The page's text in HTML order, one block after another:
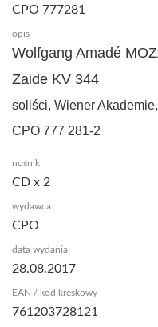
CPO 777281
opis
Wolfgang Amadé
Zaide KV 344
soliści, Wiener
CPO 777 281-2
nośnik
CD x 2
wydawca
CPO
data wydania
28.08.2017
EAN / kod kreskowy
761203728121